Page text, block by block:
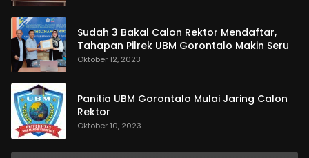
Sudah 3 Bakal Calon Rektor Mendaftar,
Tahapan Pilrek UBM Gorontalo Makin Seru
Oktober 12, 2023
Panitia UBM Gorontalo Mulai Jaring Calon
Rektor
Oktober 10, 2023